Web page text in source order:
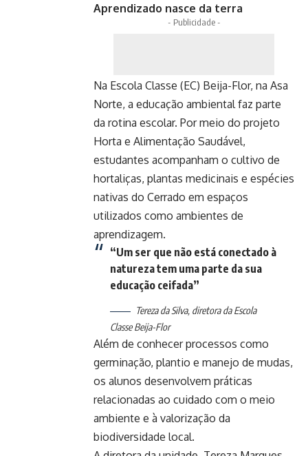
Aprendizado nasce da terra
- Publicidade -
Na Escola Classe (EC) Beija-Flor, na Asa
Norte, a educação ambiental faz parte
da rotina escolar. Por meio do projeto
Horta e Alimentação Saudável,
estudantes acompanham o cultivo de
hortaliças, plantas medicinais e espécies
nativas do Cerrado em espaços
utilizados como ambientes de
aprendizagem.
“Um ser que não está conectado à
natureza tem uma parte da sua
educação ceifada”
Tereza da Silva, diretora da Escola
Classe Beija-Flor
Além de conhecer processos como
germinação, plantio e manejo de mudas,
os alunos desenvolvem práticas
relacionadas ao cuidado com o meio
ambiente e à valorização da
biodiversidade local.